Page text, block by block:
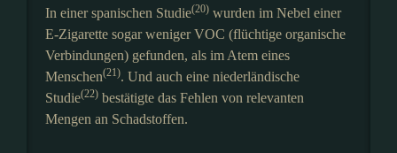
In einer spanischen Studie(20) wurden im Nebel einer
E-Zigarette sogar weniger VOC (flüchtige organische
Verbindungen) gefunden, als im Atem eines
Menschen(21). Und auch eine niederländische
Studie(22) bestätigte das Fehlen von relevanten
Mengen an Schadstoffen.